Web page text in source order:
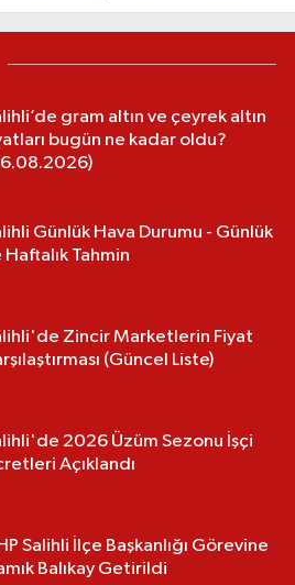
gram altın ve çeyrek altın
bugün ne kadar oldu?
Günlük Hava Durumu - Günlük
Haftalık Tahmin
Zincir Marketlerin Fiyat
(Güncel Liste)
2026 Üzüm Sezonu İşçi
Açıklandı
Salihli İlçe Başkanlığı Görevine
Balıkay Getirildi